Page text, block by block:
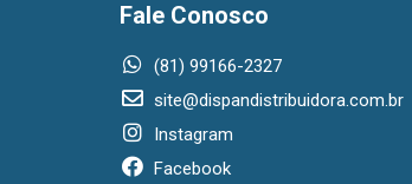
Fale Conosco
(81) 99166-2327
site@dispandistribuidora.com.br
Instagram
Facebook